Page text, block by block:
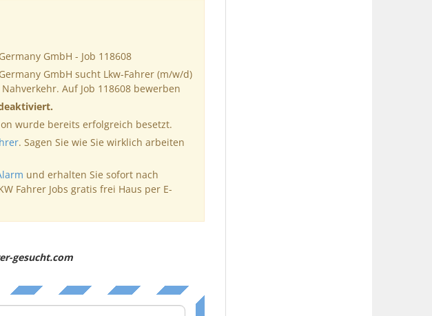
GmbH - Job 118608
GmbH sucht Lkw-Fahrer (m/w/d)
Auf Job 118608 bewerben
wurde bereits erfolgreich besetzt.
. Sagen Sie wie Sie wirklich arbeiten
und erhalten Sie sofort nach
Fahrer Jobs gratis frei Haus per E-
gesucht.com